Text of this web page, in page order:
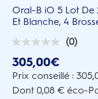
Oral-B iO 5 Lot De
Et Blanche, 4
(0)
0.0
5
étoiles.
305,00€
Prix conseillé :
Dont 0,08 € éco-